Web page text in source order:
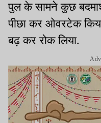
पुल के सामने कुछ
पीछा कर ओवरटेक
बढ़ कर रोक लिया.